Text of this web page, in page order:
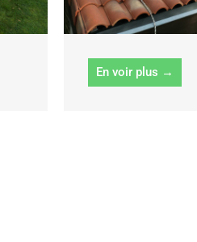
En voir plus →